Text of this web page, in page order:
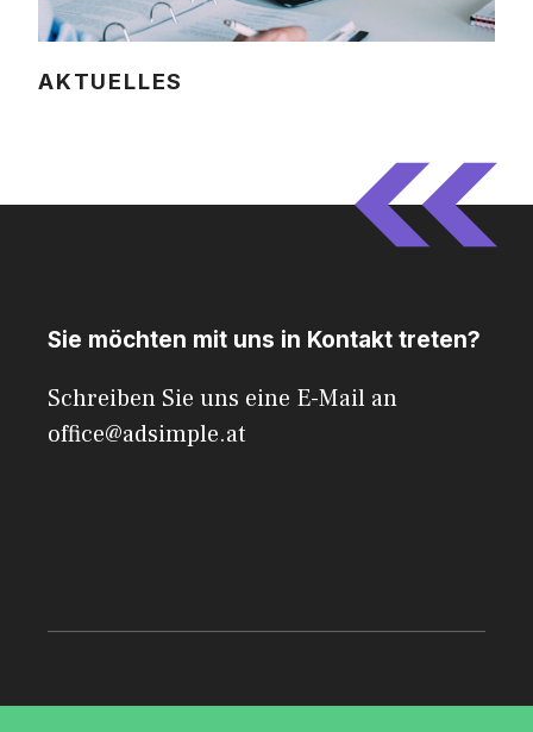
AKTUELLES
Sie möchten mit uns in Kontakt treten?
Schreiben Sie uns eine E-Mail an
office@adsimple.at